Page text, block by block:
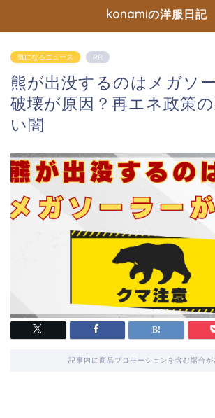
konamiの洋服日記
気になるニュース PR
熊が出没するのはメガソ
破壊が原因？再エネ政策
い闇
記事内に商品プロモーションを含む場合が